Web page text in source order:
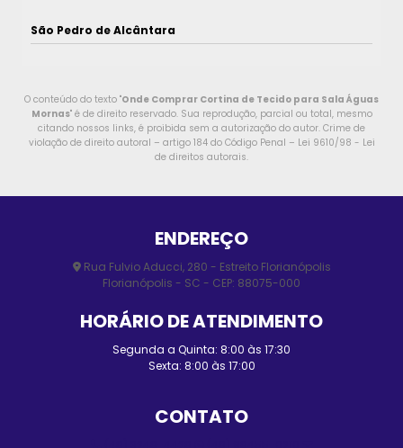
São Pedro de Alcântara
O conteúdo do texto "Onde Comprar Cortina de Tecido para Sala Águas
Mornas" é de direito reservado. Sua reprodução, parcial ou total, mesmo
citando nossos links, é proibida sem a autorização do autor. Crime de
violação de direito autoral – artigo 184 do Código Penal – Lei 9610/98 - Lei
de direitos autorais.
ENDEREÇO
Rua Fulvio Aducci, 280 - Estreito Florianópolis
Florianópolis - SC - CEP: 88075-000
HORÁRIO DE ATENDIMENTO
Segunda a Quinta: 8:00 às 17:30
Sexta: 8:00 às 17:00
CONTATO